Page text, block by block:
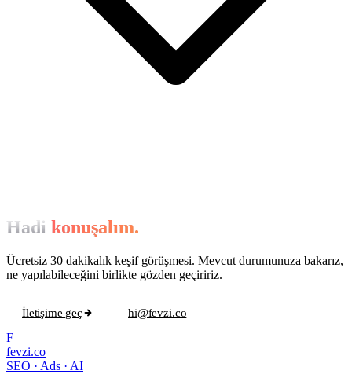
Hadi konuşalım.
Ücretsiz 30 dakikalık keşif görüşmesi. Mevcut durumunuza bakarız,
ne yapılabileceğini birlikte gözden geçiririz.
İletişime geç
hi@fevzi.co
F
fevzi.co
SEO · Ads · AI